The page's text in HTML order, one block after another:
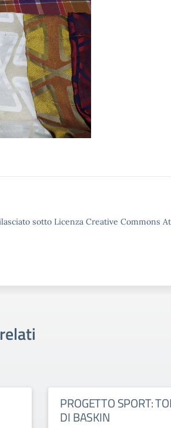
sotto Licenza Creative Commons
PROGETTO SPORT:
DI BASKIN